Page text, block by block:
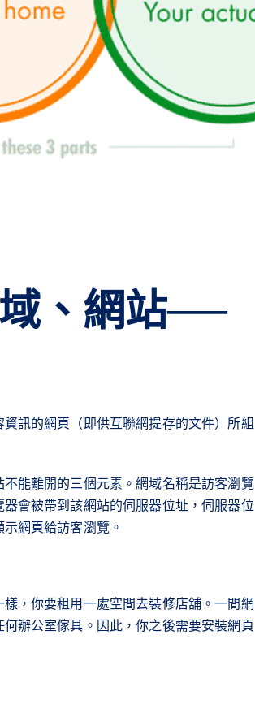
、網站──
訊的網頁（即供互聯網提存的文件）所組
能離開的三個元素。網域名稱是訪客瀏覽
會被帶到該網站的伺服器位址，伺服器位
網頁給訪客瀏覽。
，你要租用一處空間去裝修店舖。一間網
辦公室傢具。因此，你之後需要安裝網頁